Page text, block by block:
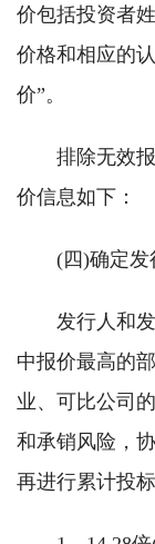
价包括投资者
价格和相应的
价”。
排除无效报
价信息如下：
(四)确定发
发行人和发
中报价最高的
业、可比公司
和承销风险，
再进行累计投